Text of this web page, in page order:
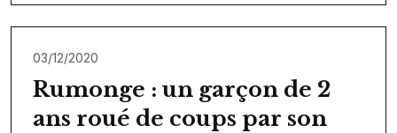
03/12/2020
Rumonge : un garçon de 2
ans roué de coups par son